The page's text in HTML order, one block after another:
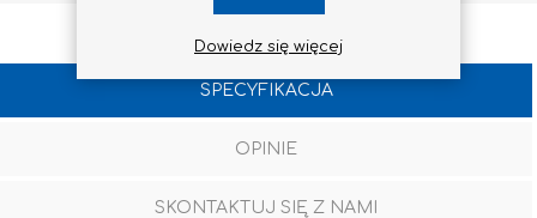
SPECYFIKACJA
OPINIE
SKONTAKTUJ SIĘ Z NAMI
Dowiedz się więcej